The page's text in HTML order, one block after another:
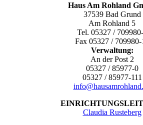
Haus Am Rohland
37539 Bad Grund
Am Rohland 5
Tel. 05327 /
Fax 05327 / 709980-
Verwaltung:
An der Post 2
05327 / 85977-0
05327 / 85977-111
Claudia Rusteberg